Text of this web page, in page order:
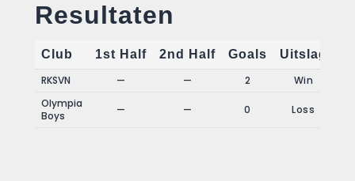
Resultaten
Club 1st Half 2nd Half Goals
Uitslag
RKSVN
— — 2
Win
Olympia
Boys
— — 0 Loss